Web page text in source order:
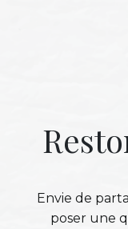
Envie de
poser une